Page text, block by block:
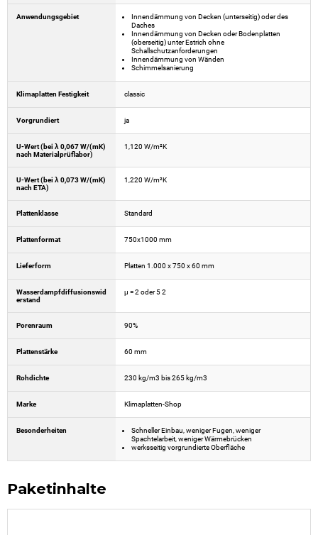
Anwendungsgebiet
Innendämmung von Decken (unterseitig) oder des
Daches
Innendämmung von Decken oder Bodenplatten
(oberseitig) unter Estrich ohne
Schallschutzanforderungen
Innendämmung von Wänden
Schimmelsanierung
Klimaplatten Festigkeit classic
Vorgrundiert ja
U-Wert (bei λ 0,067 W/(mK)
nach Materialprüflabor)
1,120 W/m²K
U-Wert (bei λ 0,073 W/(mK)
nach ETA)
1,220 W/m²K
Plattenklasse Standard
Plattenformat 750x1000 mm
Lieferform Platten 1.000 x 750 x 60 mm
Wasserdampfdiffusionswid
erstand
μ = 2 oder 5 2
Porenraum 90%
Plattenstärke 60 mm
Rohdichte 230 kg/m3 bis 265 kg/m3
Marke Klimaplatten-Shop
Besonderheiten
Schneller Einbau, weniger Fugen, weniger
Spachtelarbeit, weniger Wärmebrücken
werksseitig vorgrundierte Oberfläche
Paketinhalte